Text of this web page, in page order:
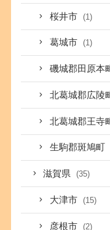
桜井市 (1)
葛城市 (1)
磯城郡田原本
北葛城郡広陵
北葛城郡王寺
生駒郡斑鳩町
滋賀県 (35)
大津市 (15)
彦根市 (2)